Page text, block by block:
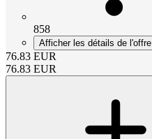
858
Afficher les détails de l'offre
76.83 EUR
76.83 EUR